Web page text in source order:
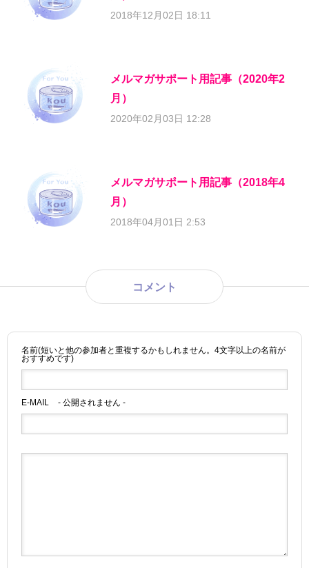
2018年12月02日 18:11
メルマガサポート用記事（2020年2
月）
2020年02月03日 12:28
メルマガサポート用記事（2018年4
月）
2018年04月01日 2:53
コメント
名前(短いと他の参加者と重複するかもしれません。4文字以上の名前が
おすすめです)
E-MAIL - 公開されません -